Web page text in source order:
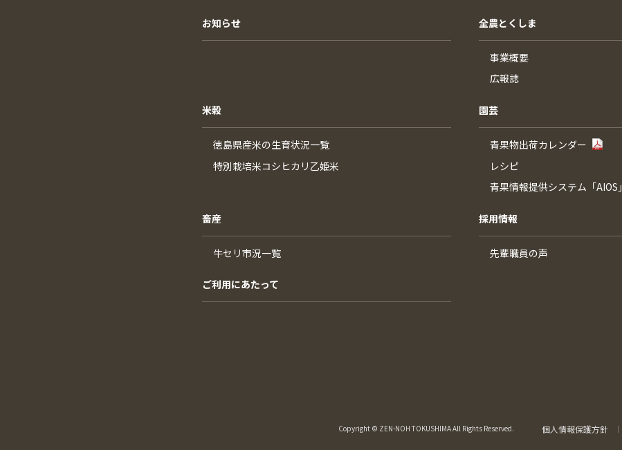
お知らせ 全農とくしま
事業概要
広報誌
米穀
徳島県産米の生育状況一覧
特別栽培米コシヒカリ乙姫米
園芸
青果物出荷カレンダー
レシピ
青果情報提供システム「AIOS」
畜産
牛セリ市況一覧
採用情報
先輩職員の声
ご利用にあたって
Copyright © ZEN-NOH TOKUSHIMA All Rights Reserved. 個人情報保護方針